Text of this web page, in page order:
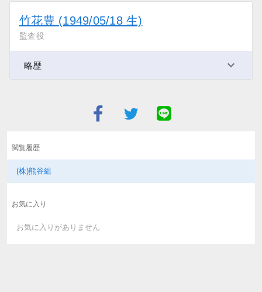
竹花豊 (1949/05/18 生)
監査役
略歴
閲覧履歴
(株)熊谷組
お気に入り
お気に入りがありません